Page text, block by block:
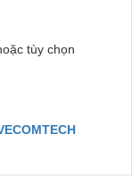
tùy chọn